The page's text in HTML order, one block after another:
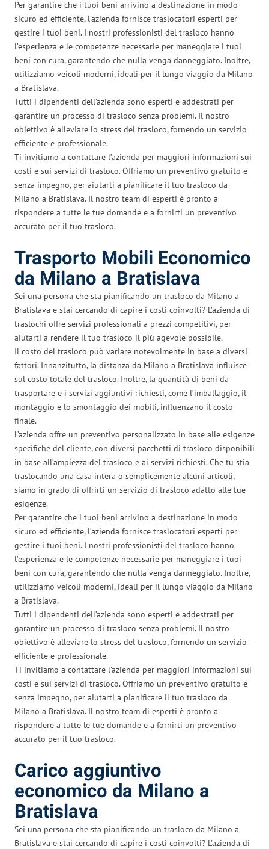
Per garantire che i tuoi beni arrivino a destinazione in modo
sicuro ed efficiente, l’azienda fornisce traslocatori esperti per
gestire i tuoi beni. I nostri professionisti del trasloco hanno
l’esperienza e le competenze necessarie per maneggiare i tuoi
beni con cura, garantendo che nulla venga danneggiato. Inoltre,
utilizziamo veicoli moderni, ideali per il lungo viaggio da Milano
a Bratislava.
Tutti i dipendenti dell’azienda sono esperti e addestrati per
garantire un processo di trasloco senza problemi. Il nostro
obiettivo è alleviare lo stress del trasloco, fornendo un servizio
efficiente e professionale.
Ti invitiamo a contattare l’azienda per maggiori informazioni sui
costi e sui servizi di trasloco. Offriamo un preventivo gratuito e
senza impegno, per aiutarti a pianificare il tuo trasloco da
Milano a Bratislava. Il nostro team di esperti è pronto a
rispondere a tutte le tue domande e a fornirti un preventivo
accurato per il tuo trasloco.
Trasporto Mobili Economico
da Milano a Bratislava
Sei una persona che sta pianificando un trasloco da Milano a
Bratislava e stai cercando di capire i costi coinvolti? L’azienda di
traslochi offre servizi professionali a prezzi competitivi, per
aiutarti a rendere il tuo trasloco il più agevole possibile.
Il costo del trasloco può variare notevolmente in base a diversi
fattori. Innanzitutto, la distanza da Milano a Bratislava influisce
sul costo totale del trasloco. Inoltre, la quantità di beni da
trasportare e i servizi aggiuntivi richiesti, come l’imballaggio, il
montaggio e lo smontaggio dei mobili, influenzano il costo
finale.
L’azienda offre un preventivo personalizzato in base alle esigenze
specifiche del cliente, con diversi pacchetti di trasloco disponibili
in base all’ampiezza del trasloco e ai servizi richiesti. Che tu stia
traslocando una casa intera o semplicemente alcuni articoli,
siamo in grado di offrirti un servizio di trasloco adatto alle tue
esigenze.
Per garantire che i tuoi beni arrivino a destinazione in modo
sicuro ed efficiente, l’azienda fornisce traslocatori esperti per
gestire i tuoi beni. I nostri professionisti del trasloco hanno
l’esperienza e le competenze necessarie per maneggiare i tuoi
beni con cura, garantendo che nulla venga danneggiato. Inoltre,
utilizziamo veicoli moderni, ideali per il lungo viaggio da Milano
a Bratislava.
Tutti i dipendenti dell’azienda sono esperti e addestrati per
garantire un processo di trasloco senza problemi. Il nostro
obiettivo è alleviare lo stress del trasloco, fornendo un servizio
efficiente e professionale.
Ti invitiamo a contattare l’azienda per maggiori informazioni sui
costi e sui servizi di trasloco. Offriamo un preventivo gratuito e
senza impegno, per aiutarti a pianificare il tuo trasloco da
Milano a Bratislava. Il nostro team di esperti è pronto a
rispondere a tutte le tue domande e a fornirti un preventivo
accurato per il tuo trasloco.
Carico aggiuntivo
economico da Milano a
Bratislava
Sei una persona che sta pianificando un trasloco da Milano a
Bratislava e stai cercando di capire i costi coinvolti? L’azienda di